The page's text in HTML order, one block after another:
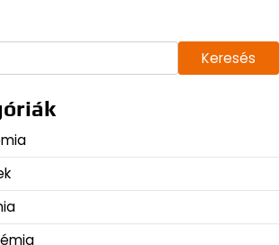
Keresés